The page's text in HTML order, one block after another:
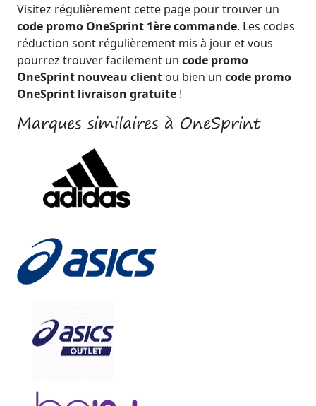
Visitez régulièrement cette page pour trouver un
code promo OneSprint 1ère commande. Les codes
réduction sont régulièrement mis à jour et vous
pourrez trouver facilement un code promo
OneSprint nouveau client ou bien un code promo
OneSprint livraison gratuite !
Marques similaires à OneSprint